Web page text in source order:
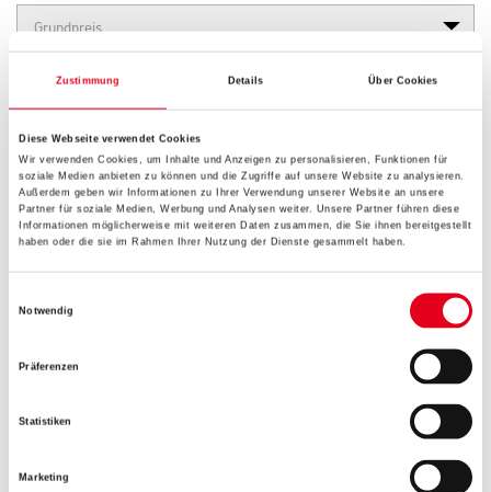
Zustimmung Details Über Cookies
Diese Webseite verwendet Cookies
Wir verwenden Cookies, um Inhalte und Anzeigen zu personalisieren, Funktionen für
soziale Medien anbieten zu können und die Zugriffe auf unsere Website zu analysieren.
Außerdem geben wir Informationen zu Ihrer Verwendung unserer Website an unsere
Partner für soziale Medien, Werbung und Analysen weiter. Unsere Partner führen diese
Informationen möglicherweise mit weiteren Daten zusammen, die Sie ihnen bereitgestellt
haben oder die sie im Rahmen Ihrer Nutzung der Dienste gesammelt haben.
Notwendig
Präferenzen
Statistiken
Marketing
Gebinde
Umrechnungsfaktoren